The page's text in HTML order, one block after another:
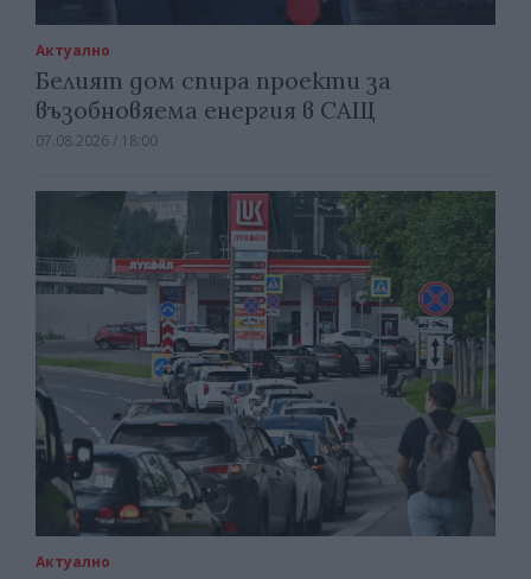
Актуално
Белият дом спира проекти за
възобновяема енергия в САЩ
07.08.2026 / 18:00
Актуално